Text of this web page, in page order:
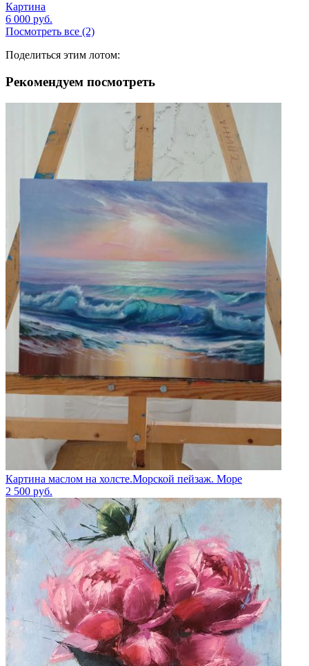
Картина
6 000 руб.
Посмотреть все (2)
Поделиться этим лотом:
Рекомендуем посмотреть
Картина маслом на холсте.Морской пейзаж. Море
2 500 руб.